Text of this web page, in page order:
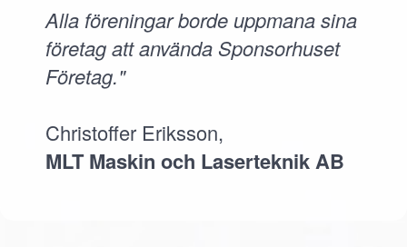
Alla föreningar borde uppmana sina
företag att använda Sponsorhuset
Företag."
Christoffer Eriksson,
MLT Maskin och Laserteknik AB